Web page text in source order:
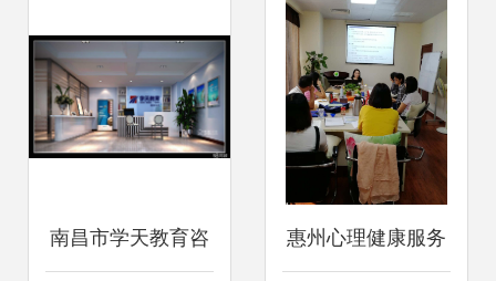
儿英语培训机构？
南昌市学天教育咨 惠州心理健康服务